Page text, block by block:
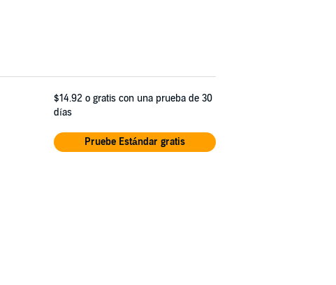
$14.92 o gratis con una prueba de 30
días
Pruebe Estándar gratis